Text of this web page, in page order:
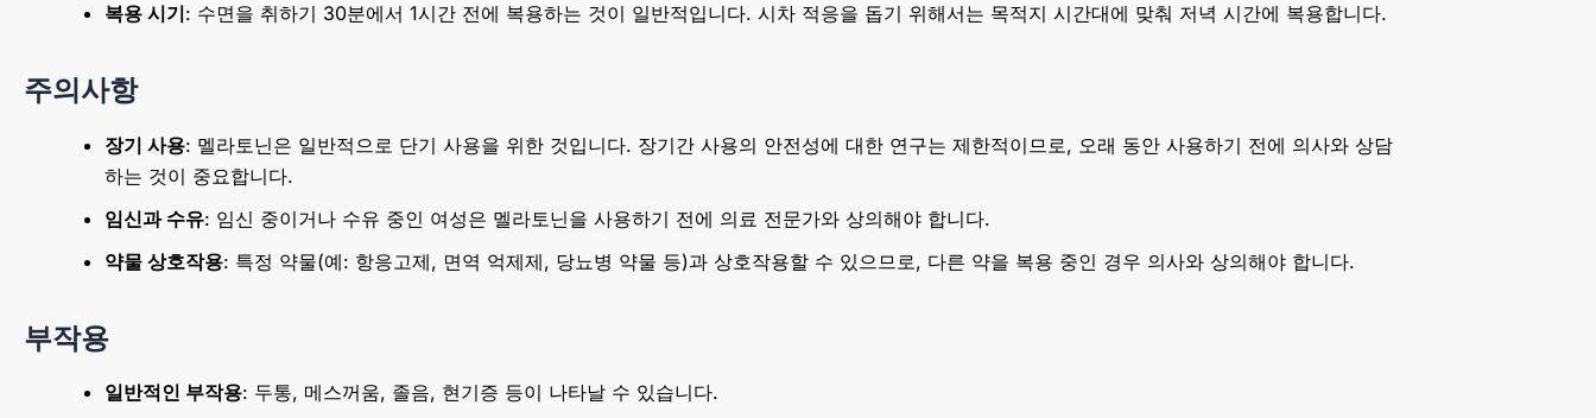
복용 시기: 수면을 취하기 30분에서 1시간 전에 복용하는 것이 일반적입니다. 시차 적응을 돕기 위해서는 목적지 시간대에 맞춰 저녁 시간에 복용합니다.
주의사항
장기 사용: 멜라토닌은 일반적으로 단기 사용을 위한 것입니다. 장기간 사용의 안전성에 대한 연구는 제한적이므로, 오래 동안 사용하기 전에 의사와 상담
하는 것이 중요합니다.
임신과 수유: 임신 중이거나 수유 중인 여성은 멜라토닌을 사용하기 전에 의료 전문가와 상의해야 합니다.
약물 상호작용: 특정 약물(예: 항응고제, 면역 억제제, 당뇨병 약물 등)과 상호작용할 수 있으므로, 다른 약을 복용 중인 경우 의사와 상의해야 합니다.
부작용
일반적인 부작용: 두통, 메스꺼움, 졸음, 현기증 등이 나타날 수 있습니다.